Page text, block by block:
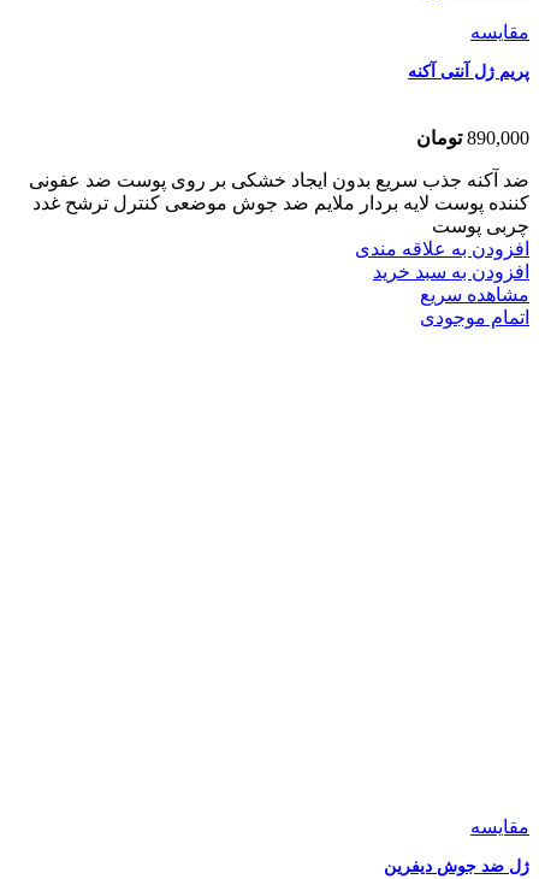
مقایسه
پریم ژل آنتی آکنه
890,000 تومان
ضد آکنه جذب سریع بدون ایجاد خشکی بر روی پوست ضد عفونی
کننده پوست لایه بردار ملایم ضد جوش موضعی کنترل ترشح غدد
چربی پوست
افزودن به علاقه مندی
افزودن به سبد خرید
مشاهده سریع
اتمام موجودی
مقایسه
ژل ضد جوش دیفرین